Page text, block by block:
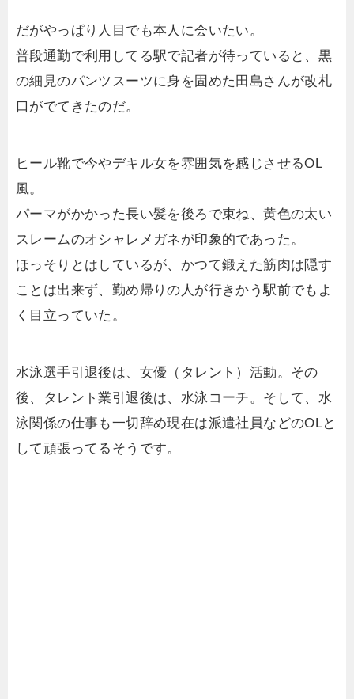
だがやっぱり人目でも本人に会いたい。
普段通勤で利用してる駅で記者が待っていると、黒
の細見のパンツスーツに身を固めた田島さんが改札
口がでてきたのだ。
ヒール靴で今やデキル女を雰囲気を感じさせるOL
風。
パーマがかかった長い髪を後ろで束ね、黄色の太い
スレームのオシャレメガネが印象的であった。
ほっそりとはしているが、かつて鍛えた筋肉は隠す
ことは出来ず、勤め帰りの人が行きかう駅前でもよ
く目立っていた。
水泳選手引退後は、女優（タレント）活動。その
後、タレント業引退後は、水泳コーチ。そして、水
泳関係の仕事も一切辞め現在は派遣社員などのOLと
して頑張ってるそうです。